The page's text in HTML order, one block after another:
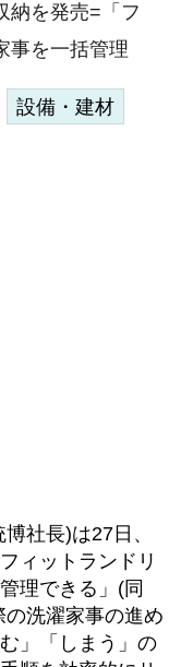
納を発売=「フ
事を一括管理
設備・建材
社長)は27日、
ィットランドリ
理できる」(同
洗濯家事の進め
」「しまう」の